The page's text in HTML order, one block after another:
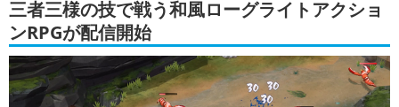
三者三様の技で戦う和風ローグライトアクショ
ンRPGが配信開始